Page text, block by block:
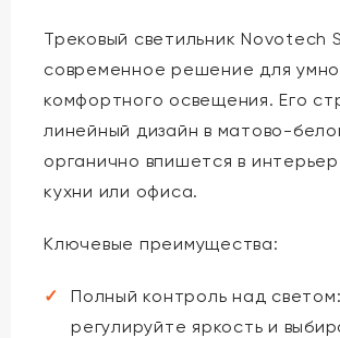
Трековый светильник Novotech
современное решение для
комфортного освещения. Его
линейный дизайн в матово-
органично впишется в
кухни или офиса.
Ключевые преимущества:
Полный контроль над светом:
регулируйте яркость и